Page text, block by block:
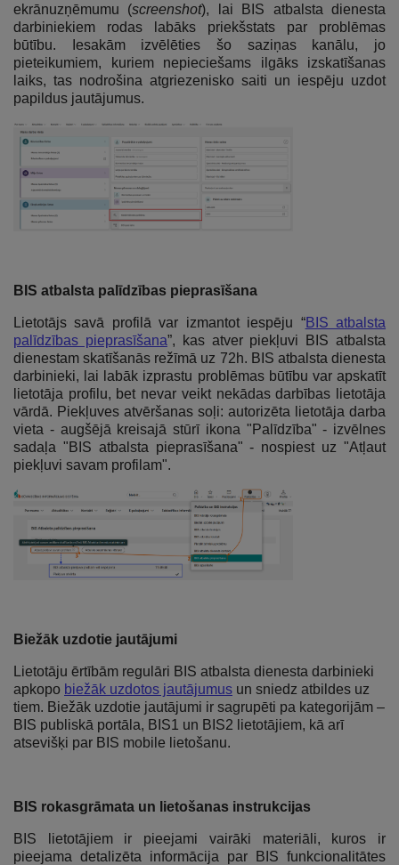
ekrānuzņēmumu (screenshot), lai BIS atbalsta dienesta
darbiniekiem rodas labāks priekšstats par problēmas
būtību. Iesakām izvēlēties šo saziņas kanālu, jo
pieteikumiem, kuriem nepieciešams ilgāks izskatīšanas
laiks, tas nodrošina atgriezenisko saiti un iespēju uzdot
papildus jautājumus.
BIS atbalsta palīdzības pieprasīšana
Lietotājs savā profilā var izmantot iespēju “BIS atbalsta
palīdzības pieprasīšana”, kas atver piekļuvi BIS atbalsta
dienestam skatīšanās režīmā uz 72h. BIS atbalsta dienesta
darbinieki, lai labāk izprastu problēmas būtību var apskatīt
lietotāja profilu, bet nevar veikt nekādas darbības lietotāja
vārdā. Piekļuves atvēršanas soļi: autorizēta lietotāja darba
vieta - augšējā kreisajā stūrī ikona "Palīdzība" - izvēlnes
sadaļa "BIS atbalsta pieprasīšana" - nospiest uz "Atļaut
piekļuvi savam profilam".
Biežāk uzdotie jautājumi
Lietotāju ērtībām regulāri BIS atbalsta dienesta darbinieki
apkopo biežāk uzdotos jautājumus un sniedz atbildes uz
tiem. Biežāk uzdotie jautājumi ir sagrupēti pa kategorijām –
BIS publiskā portāla, BIS1 un BIS2 lietotājiem, kā arī
atsevišķi par BIS mobile lietošanu.
BIS rokasgrāmata un lietošanas instrukcijas
BIS lietotājiem ir pieejami vairāki materiāli, kuros ir
pieejama detalizēta informācija par BIS funkcionalitātes